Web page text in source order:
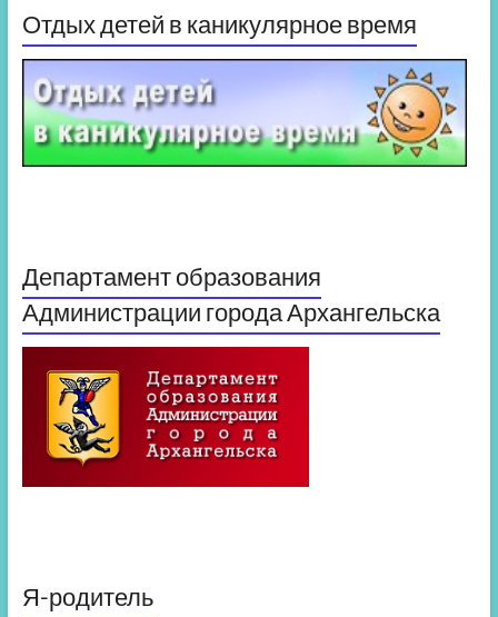
Отдых детей в каникулярное время
Департамент образования
Администрации города Архангельска
Я-родитель